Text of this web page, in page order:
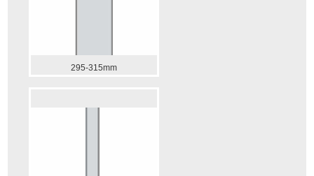
295-315mm